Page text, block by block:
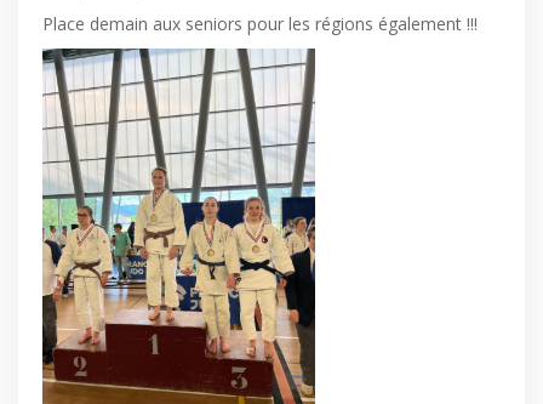
Place demain aux seniors pour les régions également !!!